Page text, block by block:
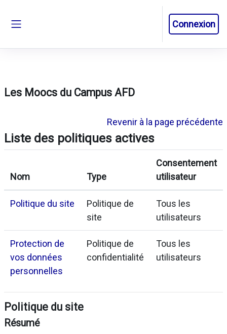
Connexion
Les Moocs du Campus AFD
Revenir à la page précédente
Liste des politiques actives
Nom Type
Consentement
utilisateur
Politique du site
Politique de
site
Tous les
utilisateurs
Protection de
vos données
personnelles
Politique de
confidentialité
Tous les
utilisateurs
Politique du site
Résumé